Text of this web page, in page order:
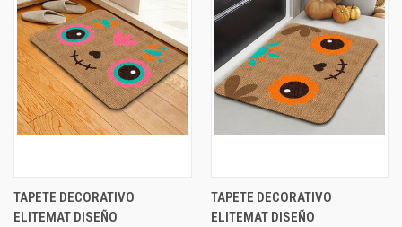
TAPETE DECORATIVO
ELITEMAT DISEÑO
TAPETE DECORATIVO
ELITEMAT DISEÑO